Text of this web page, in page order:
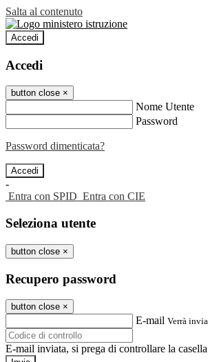
Salta al contenuto
Accedi
Accedi
button close ×
Nome Utente
Password
Password dimenticata?
-
Entra con SPID Entra con CIE
Seleziona utente
button close ×
Recupero password
button close ×
E-mail Verrà
E-mail inviata, si prega di controllare la